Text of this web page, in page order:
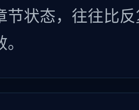
节状态，往往比